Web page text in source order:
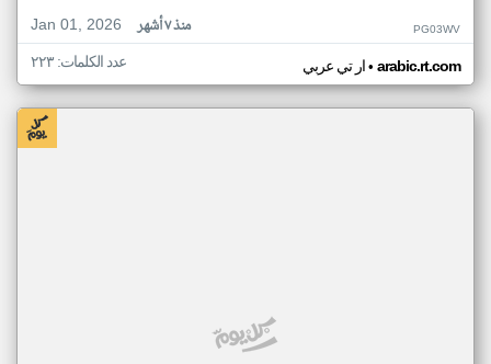
Jan 01, 2026
منذ ٧ أشهر PG03WV
ار تي عربي• arabic.rt.com عدد الكلمات: ٢٢٣